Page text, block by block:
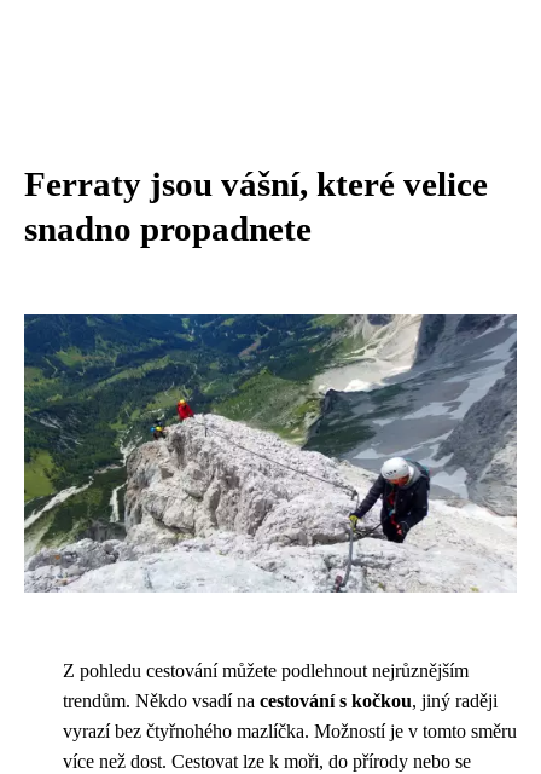
Ferraty jsou vášní, které velice
snadno propadnete
Z pohledu cestování můžete podlehnout nejrůznějším
trendům. Někdo vsadí na cestování s kočkou, jiný raději
vyrazí bez čtyřnohého mazlíčka. Možností je v tomto směru
více než dost. Cestovat lze k moři, do přírody nebo se